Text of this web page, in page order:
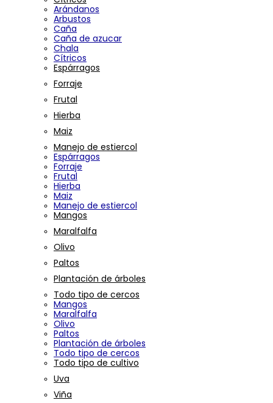
Arándanos
Arbustos
Caña
Caña de azucar
Chala
Cítricos
Espárragos
Forraje
Frutal
Hierba
Maiz
Manejo de estiercol
Espárragos
Forraje
Frutal
Hierba
Maiz
Manejo de estiercol
Mangos
Maralfalfa
Olivo
Paltos
Plantación de árboles
Todo tipo de cercos
Mangos
Maralfalfa
Olivo
Paltos
Plantación de árboles
Todo tipo de cercos
Todo tipo de cultivo
Uva
Viña